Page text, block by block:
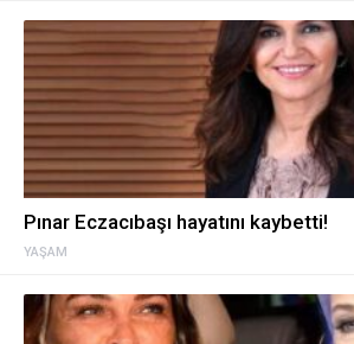
YAŞAM
Pınar Eczacıbaşı hayatını kaybetti!